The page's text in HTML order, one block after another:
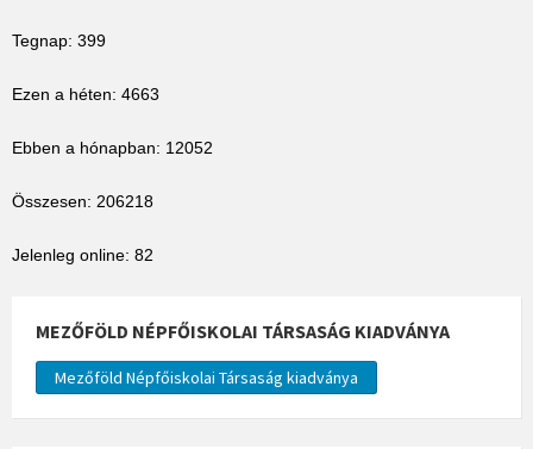
Tegnap: 399
Ezen a héten: 4663
Ebben a hónapban: 12052
Összesen: 206218
Jelenleg online: 82
MEZŐFÖLD NÉPFŐISKOLAI TÁRSASÁG KIADVÁNYA
Mezőföld Népfőiskolai Társaság kiadványa